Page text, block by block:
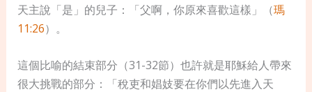
天主說「是」的兒子：「父啊，你原來喜歡這樣」（瑪
11:26）。
這個比喻的結束部分（31-32節）也許就是耶穌給人帶來
很大挑戰的部分：「稅吏和娼妓要在你們以先進入天